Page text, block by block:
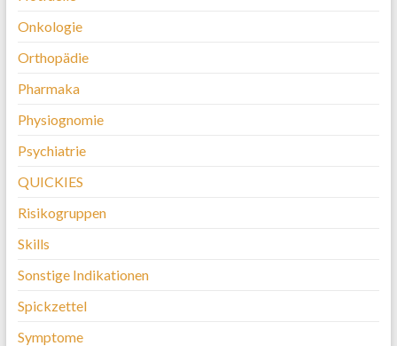
Onkologie
Orthopädie
Pharmaka
Physiognomie
Psychiatrie
QUICKIES
Risikogruppen
Skills
Sonstige Indikationen
Spickzettel
Symptome